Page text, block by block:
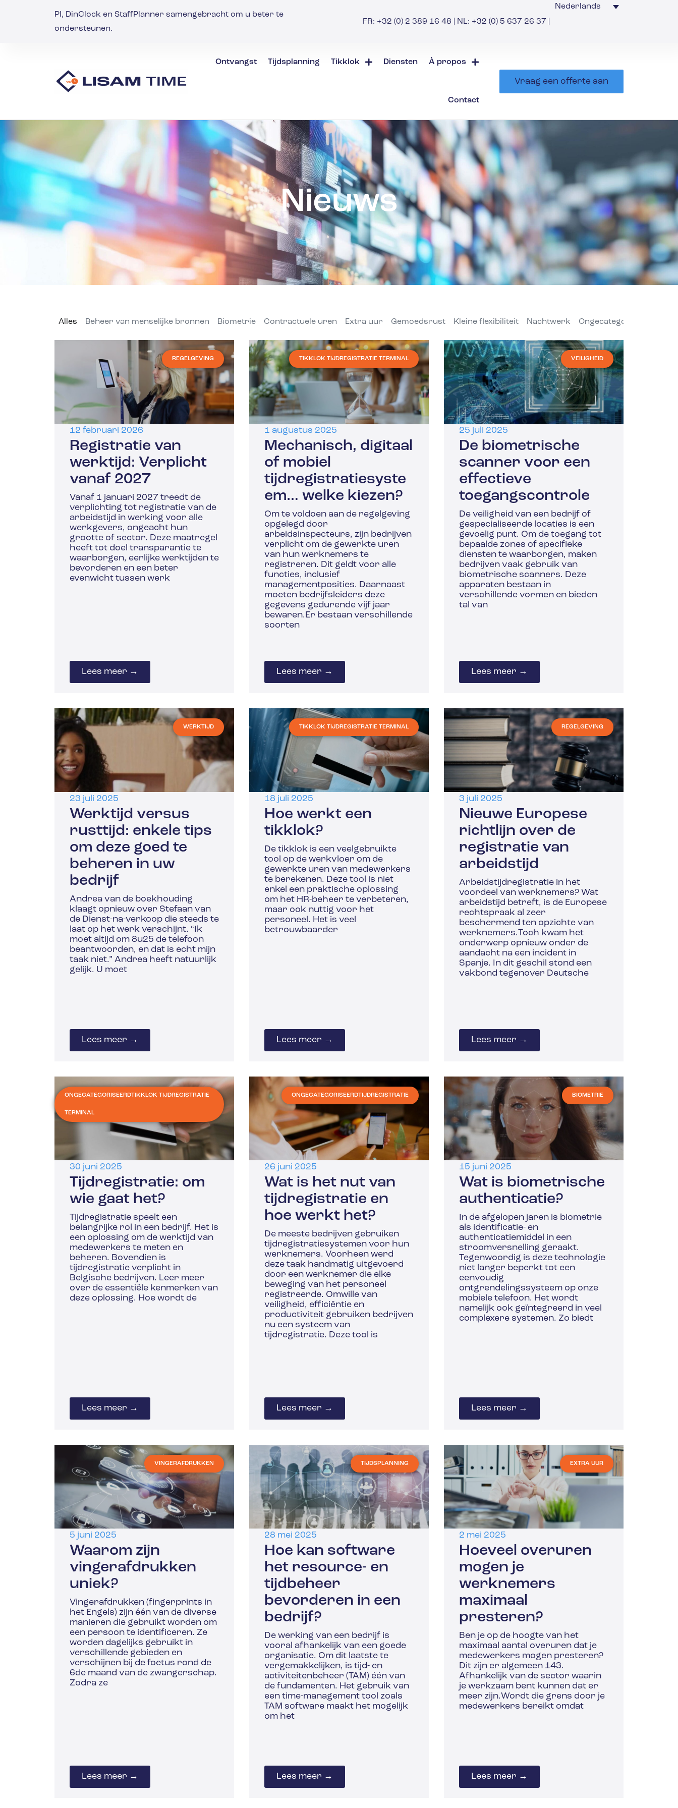
PI, DinClock en StaffPlanner samengebracht om u beter te
ondersteunen.
FR: +32 (0) 2 389 16 48 | NL: +32 (0) 5 637 26 37 |
Nederlands
Ontvangst Tijdsplanning Tikklok Diensten À propos
Contact
Vraag een offerte aan
Nieuws
Beheer van menselijke bronnen Biometrie Contractuele uren Extra uur Gemoedsrust Kleine flexibiliteit Nachtwerk Ongecategoriseerd
Alles
REGELGEVING
12 februari 2026
Registratie van
werktijd: Verplicht
vanaf 2027
Vanaf 1 januari 2027 treedt de
verplichting tot registratie van de
arbeidstijd in werking voor alle
werkgevers, ongeacht hun
grootte of sector. Deze maatregel
heeft tot doel transparantie te
waarborgen, eerlijke werktijden te
bevorderen en een beter
evenwicht tussen werk
Lees meer →
TIKKLOK TIJDREGISTRATIE TERMINAL
1 augustus 2025
Mechanisch, digitaal
of mobiel
tijdregistratiesyste
em… welke kiezen?
Om te voldoen aan de regelgeving
opgelegd door
arbeidsinspecteurs, zijn bedrijven
verplicht om de gewerkte uren
van hun werknemers te
registreren. Dit geldt voor alle
functies, inclusief
managementposities. Daarnaast
moeten bedrijfsleiders deze
gegevens gedurende vijf jaar
bewaren.Er bestaan verschillende
soorten
Lees meer →
VEILIGHEID
25 juli 2025
De biometrische
scanner voor een
effectieve
toegangscontrole
De veiligheid van een bedrijf of
gespecialiseerde locaties is een
gevoelig punt. Om de toegang tot
bepaalde zones of specifieke
diensten te waarborgen, maken
bedrijven vaak gebruik van
biometrische scanners. Deze
apparaten bestaan in
verschillende vormen en bieden
tal van
Lees meer →
WERKTIJD
23 juli 2025
Werktijd versus
rusttijd: enkele tips
om deze goed te
beheren in uw
bedrijf
Andrea van de boekhouding
klaagt opnieuw over Stefaan van
de Dienst-na-verkoop die steeds te
laat op het werk verschijnt. “Ik
moet altijd om 8u25 de telefoon
beantwoorden, en dat is echt mijn
taak niet.” Andrea heeft natuurlijk
gelijk. U moet
Lees meer →
TIKKLOK TIJDREGISTRATIE TERMINAL
18 juli 2025
Hoe werkt een
tikklok?
De tikklok is een veelgebruikte
tool op de werkvloer om de
gewerkte uren van medewerkers
te berekenen. Deze tool is niet
enkel een praktische oplossing
om het HR-beheer te verbeteren,
maar ook nuttig voor het
personeel. Het is veel
betrouwbaarder
Lees meer →
REGELGEVING
3 juli 2025
Nieuwe Europese
richtlijn over de
registratie van
arbeidstijd
Arbeidstijdregistratie in het
voordeel van werknemers? Wat
arbeidstijd betreft, is de Europese
rechtspraak al zeer
beschermend ten opzichte van
werknemers.Toch kwam het
onderwerp opnieuw onder de
aandacht na een incident in
Spanje. In dit geschil stond een
vakbond tegenover Deutsche
Lees meer →
ONGECATEGORISEERDTIKKLOK TIJDREGISTRATIE
TERMINAL
30 juni 2025
Tijdregistratie: om
wie gaat het?
Tijdregistratie speelt een
belangrijke rol in een bedrijf. Het is
een oplossing om de werktijd van
medewerkers te meten en
beheren. Bovendien is
tijdregistratie verplicht in
Belgische bedrijven. Leer meer
over de essentiële kenmerken van
deze oplossing. Hoe wordt de
Lees meer →
ONGECATEGORISEERDTIJDREGISTRATIE
26 juni 2025
Wat is het nut van
tijdregistratie en
hoe werkt het?
De meeste bedrijven gebruiken
tijdregistratiesystemen voor hun
werknemers. Voorheen werd
deze taak handmatig uitgevoerd
door een werknemer die elke
beweging van het personeel
registreerde. Omwille van
veiligheid, efficiëntie en
productiviteit gebruiken bedrijven
nu een systeem van
tijdregistratie. Deze tool is
Lees meer →
BIOMETRIE
15 juni 2025
Wat is biometrische
authenticatie?
In de afgelopen jaren is biometrie
als identificatie- en
authenticatiemiddel in een
stroomversnelling geraakt.
Tegenwoordig is deze technologie
niet langer beperkt tot een
eenvoudig
ontgrendelingssysteem op onze
mobiele telefoon. Het wordt
namelijk ook geïntegreerd in veel
complexere systemen. Zo biedt
Lees meer →
VINGERAFDRUKKEN
5 juni 2025
Waarom zijn
vingerafdrukken
uniek?
Vingerafdrukken (fingerprints in
het Engels) zijn één van de diverse
manieren die gebruikt worden om
een persoon te identificeren. Ze
worden dagelijks gebruikt in
verschillende gebieden en
verschijnen bij de foetus rond de
6de maand van de zwangerschap.
Zodra ze
Lees meer →
TIJDSPLANNING
28 mei 2025
Hoe kan software
het resource- en
tijdbeheer
bevorderen in een
bedrijf?
De werking van een bedrijf is
vooral afhankelijk van een goede
organisatie. Om dit laatste te
vergemakkelijken, is tijd- en
activiteitenbeheer (TAM) één van
de fundamenten. Het gebruik van
een time-management tool zoals
TAM software maakt het mogelijk
om het
Lees meer →
EXTRA UUR
2 mei 2025
Hoeveel overuren
mogen je
werknemers
maximaal
presteren?
Ben je op de hoogte van het
maximaal aantal overuren dat je
medewerkers mogen presteren?
Dit zijn er algemeen 143.
Afhankelijk van de sector waarin
je werkzaam bent kunnen dat er
meer zijn.Wordt die grens door je
medewerkers bereikt omdat
Lees meer →